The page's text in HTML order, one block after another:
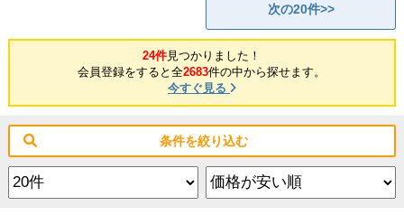
次の20件>>
24件見つかりました！
会員登録をすると全2683件の中から探せます。
今すぐ見る
条件を絞り込む